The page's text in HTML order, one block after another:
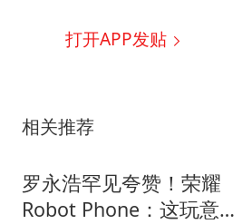
打开APP发贴
相关推荐
罗永浩罕见夸赞！荣耀
Robot Phone：这玩意儿